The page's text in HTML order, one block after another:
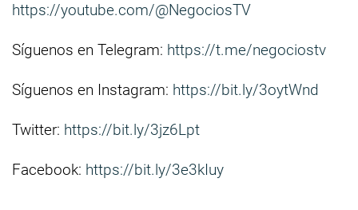
https://youtube.com/@NegociosTV
Síguenos en Telegram: https://t.me/negociostv
Síguenos en Instagram: https://bit.ly/3oytWnd
Twitter: https://bit.ly/3jz6Lpt
Facebook: https://bit.ly/3e3kIuy